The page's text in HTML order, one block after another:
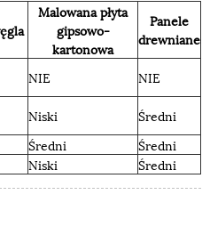
Malowana płyta
gipsowo-
kartonowa
Panele
drewniane
NIE
NIE
Niski
Średni
Średni
Średni
Niski Średni